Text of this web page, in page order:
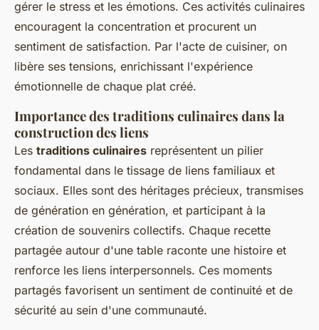
gérer le stress et les émotions. Ces activités culinaires
encouragent la concentration et procurent un
sentiment de satisfaction. Par l'acte de cuisiner, on
libère ses tensions, enrichissant l'expérience
émotionnelle de chaque plat créé.
Importance des traditions culinaires dans la
construction des liens
Les traditions culinaires représentent un pilier
fondamental dans le tissage de liens familiaux et
sociaux. Elles sont des héritages précieux, transmises
de génération en génération, et participant à la
création de souvenirs collectifs. Chaque recette
partagée autour d'une table raconte une histoire et
renforce les liens interpersonnels. Ces moments
partagés favorisent un sentiment de continuité et de
sécurité au sein d'une communauté.